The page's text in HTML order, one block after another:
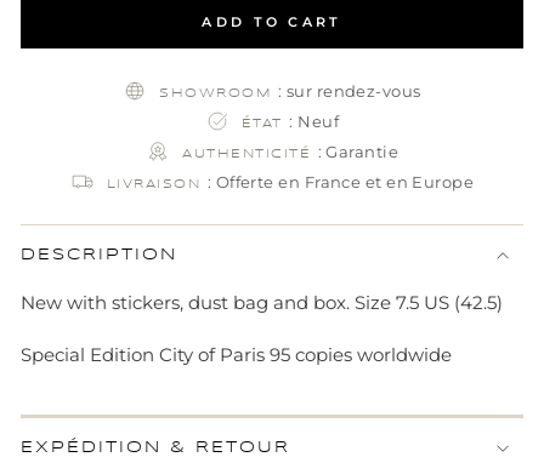
ADD TO CART
SHOWROOM : sur rendez-vous
ÉTAT: Neuf
AUTHENTICITÉ : Garantie
LIVRAISON : Offerte en France et en Europe
DESCRIPTION
New with stickers, dust bag and box. Size 7.5 US (42.5)
Special Edition City of Paris 95 copies worldwide
EXPÉDITION & RETOUR